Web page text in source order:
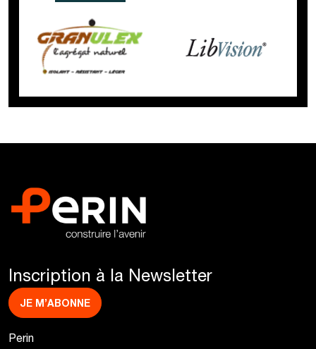
Inscription à la Newsletter
JE M’ABONNE
Perin